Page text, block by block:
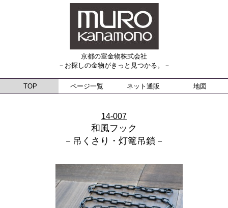
京都の室金物株式会社
－お探しの金物がきっと見つかる。－
TOP ページ一覧 ネット通販 地図
14-007
和風フック
－吊くさり・灯篭吊鎖－